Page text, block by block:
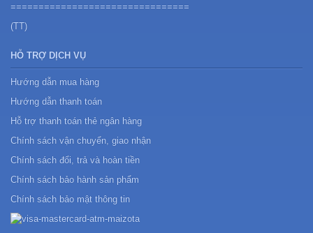
================================
(TT)
HỖ TRỢ DỊCH VỤ
Hướng dẫn mua hàng
Hướng dẫn thanh toán
Hỗ trợ thanh toán thẻ ngân hàng
Chính sách vận chuyển, giao nhận
Chính sách đổi, trả và hoàn tiền
Chính sách bảo hành sản phẩm
Chính sách bảo mật thông tin